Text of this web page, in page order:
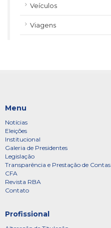
Veículos
Viagens
Menu
Notícias
Eleições
Institucional
Galeria de Presidentes
Legislação
Transparência e Prestação de Contas
CFA
Revista RBA
Contato
Profissional